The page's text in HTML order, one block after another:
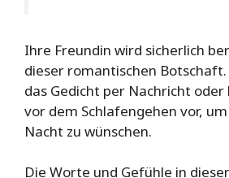
Ihre Freundin wird sicherlich
dieser romantischen Botschaft.
das Gedicht per Nachricht oder
vor dem Schlafengehen vor,
Nacht zu wünschen.
Die Worte und Gefühle in